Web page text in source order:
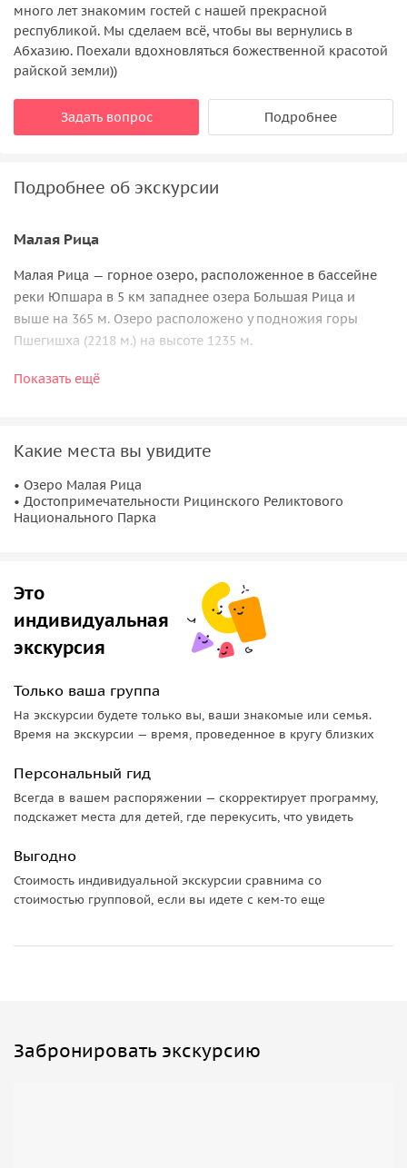
много лет знакомим гостей с нашей прекрасной
республикой. Мы сделаем всё, чтобы вы вернулись в
Абхазию. Поехали вдохновляться божественной красотой
райской земли))
Задать вопрос Подробнее
Подробнее об экскурсии
Малая Рица
Малая Рица — горное озеро, расположенное в бассейне
реки Юпшара в 5 км западнее озера Большая Рица и
выше на 365 м. Озеро расположено у подножия горы
Пшегишха (2218 м.) на высоте 1235 м.
Распространена версия о том, что озеро было образовано
но купаться здесь нельзя,так как это место является
национальным парком.
⠀
А Вы слышали о Малой Рице? Поехали с нами!
Показать ещё
Какие места вы увидите
• Озеро Малая Рица
• Достопримечательности Рицинского Реликтового
Национального Парка
Это
индивидуальная
экскурсия
Только ваша группа
На экскурсии будете только вы, ваши знакомые или семья.
Время на экскурсии — время, проведенное в кругу близких
Персональный гид
Всегда в вашем распоряжении — скорректирует программу,
подскажет места для детей, где перекусить, что увидеть
Выгодно
Стоимость индивидуальной экскурсии сравнима со
стоимостью групповой, если вы идете с кем-то еще
Забронировать экскурсию